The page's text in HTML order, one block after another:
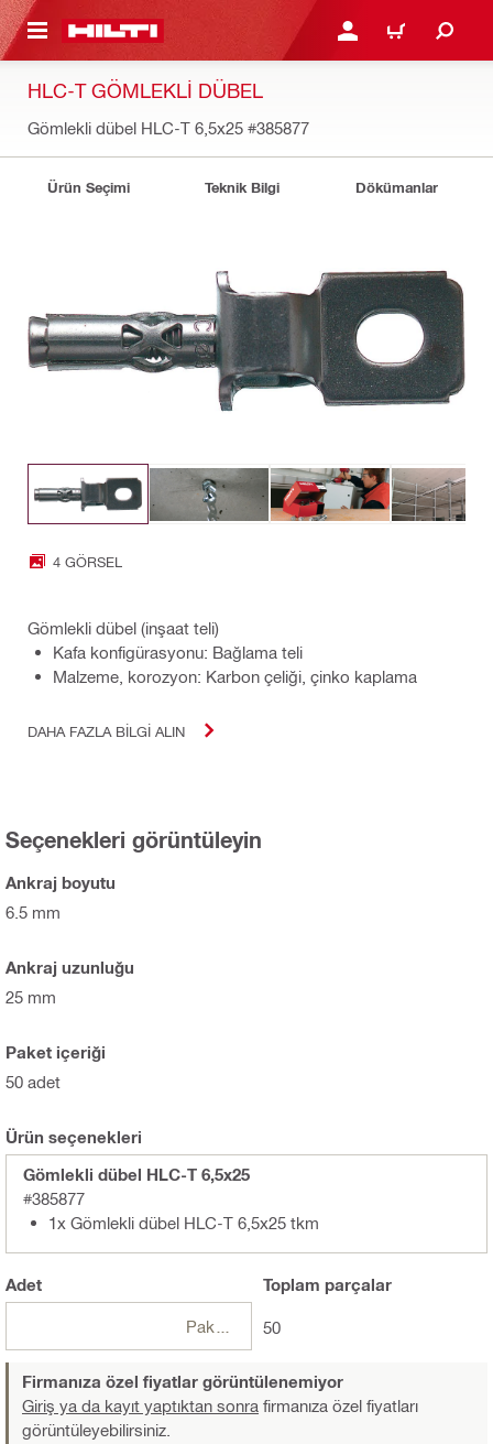
GEÇ GIRIŞ YAP YA DA KAYIT
SEPET
HLC-T GÖMLEKLI DÜBEL
Gömlekli dübel HLC-T 6,5x25 #385877
Ürün Seçimi Teknik Bilgi Dökümanlar
4 GÖRSEL
Gömlekli dübel (inşaat teli)
Kafa konfigürasyonu: Bağlama teli
Malzeme, korozyon: Karbon çeliği, çinko kaplama
DAHA FAZLA BILGI ALIN
Seçenekleri görüntüleyin
Ankraj boyutu
6.5 mm
Ankraj uzunluğu
25 mm
Paket içeriği
50 adet
Ürün seçenekleri
Gömlekli dübel HLC-T 6,5x25
#385877
1x Gömlekli dübel HLC-T 6,5x25 tkm
Adet Toplam parçalar
50
Firmanıza özel fiyatlar görüntülenemiyor
Giriş ya da kayıt yaptıktan sonra firmanıza özel fiyatları
görüntüleyebilirsiniz.